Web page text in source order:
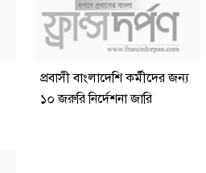
প্রবাসী বাংলাদেশি কর্মীদের জন্য
১০ জরুরি নির্দেশনা জারি